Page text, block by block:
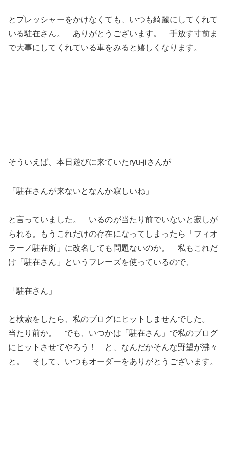
とプレッシャーをかけなくても、いつも綺麗にしてくれて
いる駐在さん。 ありがとうございます。 手放す寸前ま
で大事にしてくれている車をみると嬉しくなります。
そういえば、本日遊びに来ていたryu-jiさんが
「駐在さんが来ないとなんか寂しいね」
と言っていました。 いるのが当たり前でいないと寂しが
られる。もうこれだけの存在になってしまったら「フィオ
ラーノ駐在所」に改名しても問題ないのか。 私もこれだ
け「駐在さん」というフレーズを使っているので、
「駐在さん」
と検索をしたら、私のブログにヒットしませんでした。
当たり前か。 でも、いつかは「駐在さん」で私のブログ
にヒットさせてやろう！ と、なんだかそんな野望が沸々
と。 そして、いつもオーダーをありがとうございます。